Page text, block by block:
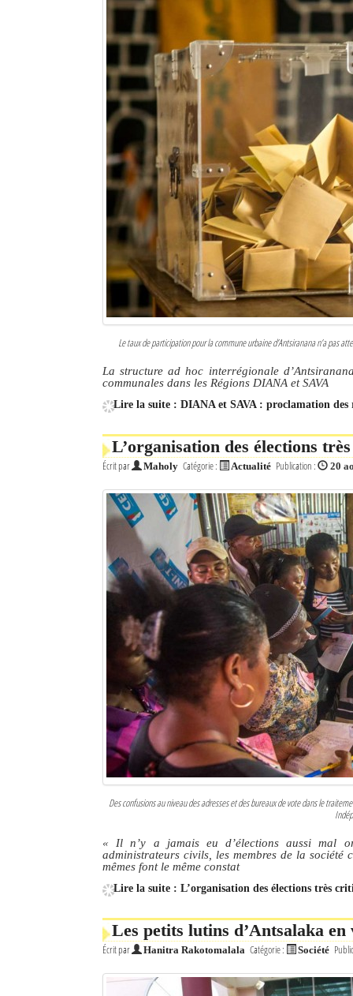
Le taux de participation pour la commune urbaine d’Antsiranana n’a pas
La structure ad hoc interrégionale
communales dans les Régions DIANA et SAVA
Lire la suite : DIANA et SAVA : proclamation des
L’organisation des élections
Écrit par Maholy Catégorie : Actualité Publication : 20
Des confusions au niveau des adresses et des bureaux de vote dans le
« Il n’y a jamais eu d’élections aussi mal
administrateurs civils, les membres de la
mêmes font le même constat
Lire la suite : L’organisation des élections très
Les petits lutins d’Antsalaka en
Écrit par Hanitra Rakotomalala Catégorie : Société